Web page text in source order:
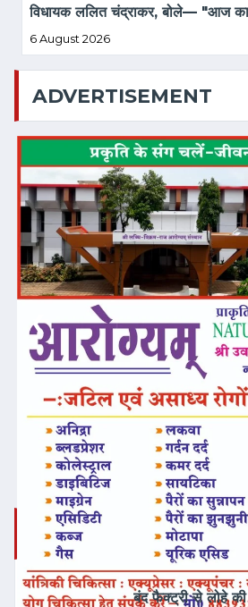
विधायक ललित चंद्राकर, बोले— "आज का
वाला नहीं, नौकरी देने वाला बने"
6 August 2026
ADVERTISEMENT
❮
ताज़ा समाचार
बंद फैक्ट्री से लोहे की